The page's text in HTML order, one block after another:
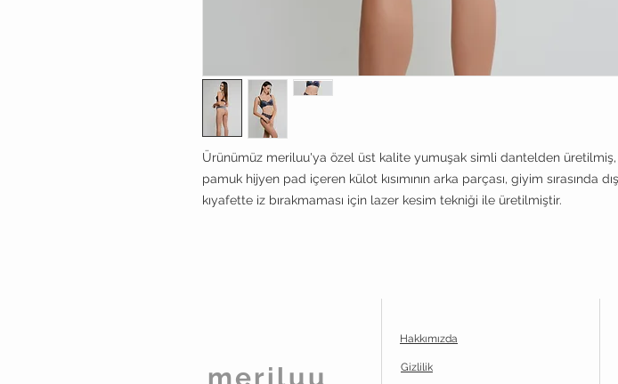
Ürünümüz meriluu'ya özel üst kalite yumuşak simli dantelden üretilmiş,
pamuk hijyen pad içeren külot kısımının arka parçası, giyim sırasında dış
kıyafette iz bırakmaması için lazer kesim tekniği ile üretilmiştir.
meriluu
Hakkımızda
Gizlilik